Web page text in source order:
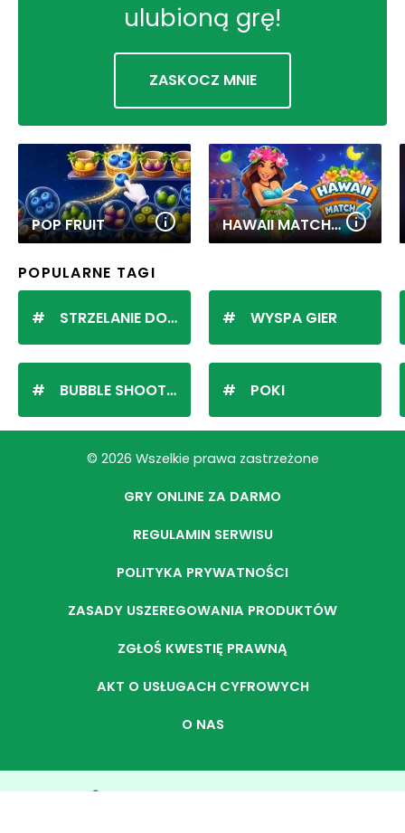
ulubioną grę!
ZASKOCZ MNIE
POP FRUIT HAWAII MATCH 6
POPULARNE TAGI
STRZELANIE DO KULEK
BUBBLE SHOOTER
WYSPA GIER
POKI
© 2026 Wszelkie prawa zastrzeżone
GRY ONLINE ZA DARMO
REGULAMIN SERWISU
POLITYKA PRYWATNOŚCI
ZASADY USZEREGOWANIA PRODUKTÓW
ZGŁOŚ KWESTIĘ PRAWNĄ
AKT O USŁUGACH CYFROWYCH
O NAS